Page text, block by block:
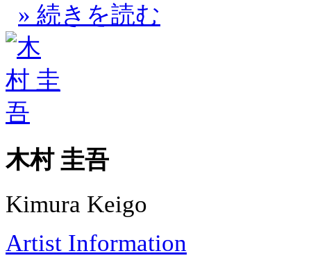
» 続きを読む
木村 圭吾
Kimura Keigo
Artist Information